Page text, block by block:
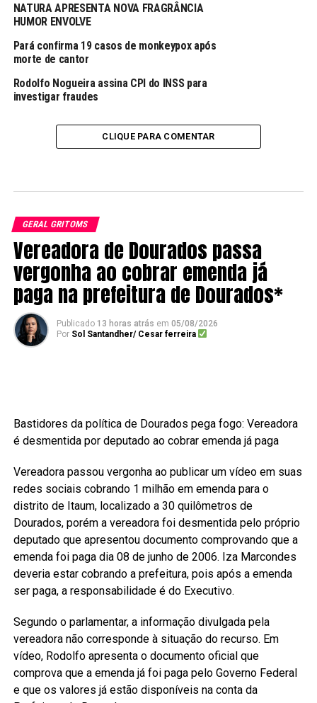
NATURA APRESENTA NOVA FRAGRÂNCIA
HUMOR ENVOLVE
Pará confirma 19 casos de monkeypox após
morte de cantor
Rodolfo Nogueira assina CPI do INSS para
investigar fraudes
CLIQUE PARA COMENTAR
GERAL GRITOMS
Vereadora de Dourados passa
vergonha ao cobrar emenda já
paga na prefeitura de Dourados*
Publicado 13 horas atrás em 05/08/2026
Por Sol Santandher/ Cesar ferreira
Bastidores da política de Dourados pega fogo: Vereadora
é desmentida por deputado ao cobrar emenda já paga
Vereadora passou vergonha ao publicar um vídeo em suas
redes sociais cobrando 1 milhão em emenda para o
distrito de Itaum, localizado a 30 quilômetros de
Dourados, porém a vereadora foi desmentida pelo próprio
deputado que apresentou documento comprovando que a
emenda foi paga dia 08 de junho de 2006. Iza Marcondes
deveria estar cobrando a prefeitura, pois após a emenda
ser paga, a responsabilidade é do Executivo.
Segundo o parlamentar, a informação divulgada pela
vereadora não corresponde à situação do recurso. Em
vídeo, Rodolfo apresenta o documento oficial que
comprova que a emenda já foi paga pelo Governo Federal
e que os valores já estão disponíveis na conta da